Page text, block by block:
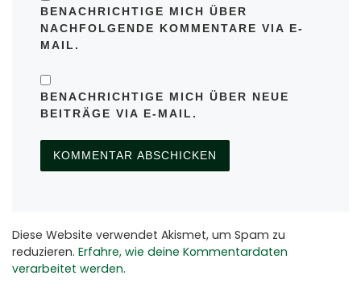
BENACHRICHTIGE MICH ÜBER
NACHFOLGENDE KOMMENTARE VIA E-
MAIL.
BENACHRICHTIGE MICH ÜBER NEUE
BEITRÄGE VIA E-MAIL.
Diese Website verwendet Akismet, um Spam zu
reduzieren. Erfahre, wie deine Kommentardaten
verarbeitet werden.